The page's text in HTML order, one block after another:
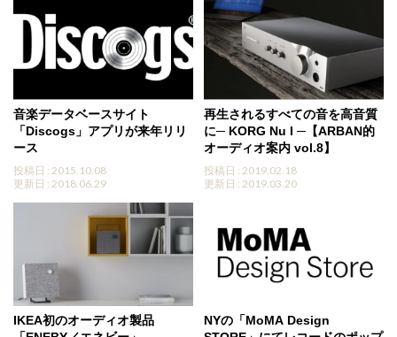
音楽データベースサイト
「Discogs」アプリが来年リリ
ース
投稿日 : 2015.10.08
更新日 : 2018.06.29
再生されるすべての音を高音質
に─ KORG Nu I ─【ARBAN的
オーディオ案内 vol.8】
投稿日 : 2019.02.18
更新日 : 2019.03.20
IKEA初のオーディオ製品
NYの「MoMA Design